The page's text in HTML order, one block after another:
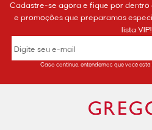
Cadastre-se agora e fique por dentro
e promoções que preparamos
lista VIP!
Caso continue, entendemos que você